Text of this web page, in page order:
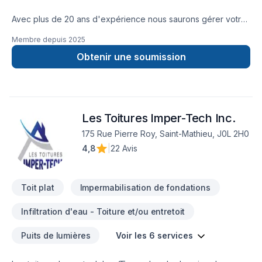
Avec plus de 20 ans d'expérience nous saurons gérer votre
réaliserons un travail de qualité à prix compétitif.Nous
sommes la référence!!
Membre depuis 2025
Obtenir une soumission
Les Toitures Imper-Tech Inc.
175 Rue Pierre Roy, Saint-Mathieu, J0L 2H0
4,8
22 Avis
Toit plat Impermabilisation de fondations
Infiltration d'eau - Toiture et/ou entretoit
Puits de lumières Voir les 6 services